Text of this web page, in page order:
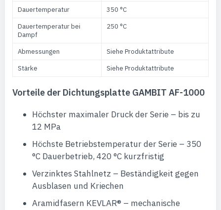
Dauertemperatur
350 °C
Dauertemperatur bei
Dampf
250 °C
Abmessungen
Siehe Produktattribute
Stärke
Siehe Produktattribute
Vorteile der Dichtungsplatte GAMBIT AF-1000
Höchster maximaler Druck der Serie – bis zu
12 MPa
Höchste Betriebstemperatur der Serie – 350
°C Dauerbetrieb, 420 °C kurzfristig
Verzinktes Stahlnetz – Beständigkeit gegen
Ausblasen und Kriechen
Aramidfasern KEVLAR® – mechanische